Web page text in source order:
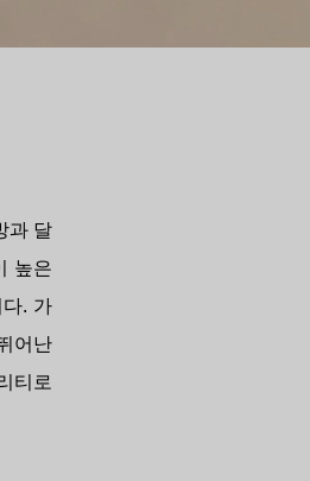
과 달
높은
. 가
어난
티로